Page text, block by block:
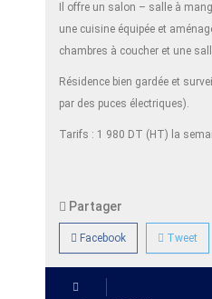
Il offre un salon – salle à
une cuisine équipée et
chambres à coucher et une
Résidence bien gardée et
par des puces électriques).
Tarifs : 1 980 DT (HT) la
Partager
Facebook Tweet